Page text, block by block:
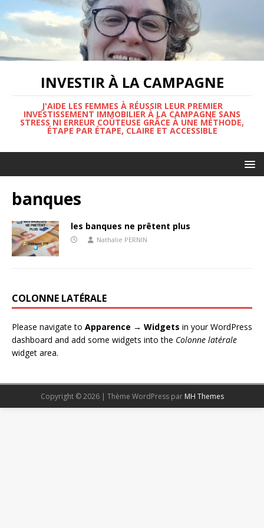
INVESTIR À LA CAMPAGNE
J'AIDE LES FEMMES À RÉUSSIR LEUR PREMIER
INVESTISSEMENT IMMOBILIER À LA CAMPAGNE SANS
STRESS NI ERREUR COÛTEUSE GRÂCE À UNE MÉTHODE,
ÉTAPE PAR ÉTAPE, CLAIRE ET ACCESSIBLE
banques
les banques ne prêtent plus
Nathalie PERNIN
COLONNE LATÉRALE
Please navigate to Apparence → Widgets in your WordPress
dashboard and add some widgets into the Colonne latérale
widget area.
Copyright © 2026 | Thème WordPress par MH Themes